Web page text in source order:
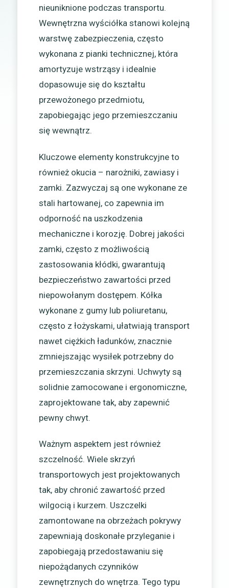
nieuniknione podczas transportu.
Wewnętrzna wyściółka stanowi kolejną
warstwę zabezpieczenia, często
wykonana z pianki technicznej, która
amortyzuje wstrząsy i idealnie
dopasowuje się do kształtu
przewożonego przedmiotu,
zapobiegając jego przemieszczaniu
się wewnątrz.
Kluczowe elementy konstrukcyjne to
również okucia – narożniki, zawiasy i
zamki. Zazwyczaj są one wykonane ze
stali hartowanej, co zapewnia im
odporność na uszkodzenia
mechaniczne i korozję. Dobrej jakości
zamki, często z możliwością
zastosowania kłódki, gwarantują
bezpieczeństwo zawartości przed
niepowołanym dostępem. Kółka
wykonane z gumy lub poliuretanu,
często z łożyskami, ułatwiają transport
nawet ciężkich ładunków, znacznie
zmniejszając wysiłek potrzebny do
przemieszczania skrzyni. Uchwyty są
solidnie zamocowane i ergonomiczne,
zaprojektowane tak, aby zapewnić
pewny chwyt.
Ważnym aspektem jest również
szczelność. Wiele skrzyń
transportowych jest projektowanych
tak, aby chronić zawartość przed
wilgocią i kurzem. Uszczelki
zamontowane na obrzeżach pokrywy
zapewniają doskonałe przyleganie i
zapobiegają przedostawaniu się
niepożądanych czynników
zewnętrznych do wnętrza. Tego typu